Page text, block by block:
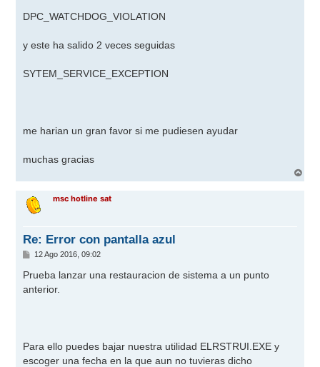
DPC_WATCHDOG_VIOLATION
y este ha salido 2 veces seguidas
SYTEM_SERVICE_EXCEPTION
me harian un gran favor si me pudiesen ayudar
muchas gracias
r
msc hotline sat
Re: Error con pantalla azul
M
n
s
a
12 Ago 2016, 09:02
Prueba lanzar una restauracion de sistema a un punto
anterior.
Para ello puedes bajar nuestra utilidad ELRSTRUI.EXE y
escoger una fecha en la que aun no tuvieras dicho